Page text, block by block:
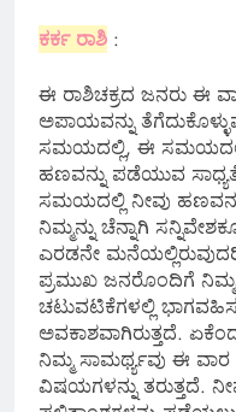
ಕರ್ಕ ರಾಶಿ :
ಈ ರಾಶಿಚಕ್ರದ ಜನರು ಈ
ಅಪಾಯವನ್ನು
ಸಮಯದಲ್ಲಿ, ಈ
ಹಣವನ್ನು ಪಡೆಯುವ
ಸಮಯದಲ್ಲಿ ನೀವು
ನಿಮ್ಮನ್ನು ಚೆನ್ನಾಗಿ
ಎರಡನೇ
ಪ್ರಮುಖ ಜನರೊಂದಿಗೆ
ಚಟುವಟಿಕೆಗಳಲ್ಲಿ
ಅವಕಾಶವಾಗಿರುತ್ತದೆ.
ನಿಮ್ಮ ಸಾಮರ್ಥ್ಯವು ಈ
ವಿಷಯಗಳನ್ನು ತರುತ್ತದೆ.